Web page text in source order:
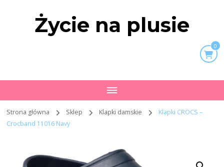
Życie na plusie
0
Strona główna Sklep Klapki damskie
Klapki CROCS –
Crocband 11016 Navy